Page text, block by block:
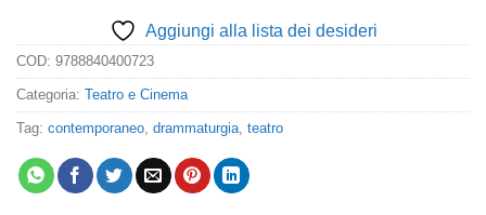
Aggiungi alla lista dei desideri
COD: 9788840400723
Categoria: Teatro e Cinema
Tag: contemporaneo drammaturgia teatro